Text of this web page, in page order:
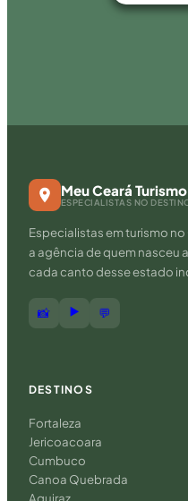
Meu Ceará Turismo
ESPECIALISTAS NO
Especialistas em turismo
a agência de quem nasceu
cada canto desse estado
📸 ▶️ 💬
DESTINOS
Fortaleza
Jericoacoara
Cumbuco
Canoa Quebrada
Aquiraz